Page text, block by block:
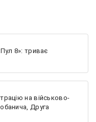
8»: триває
на військово-
Друга